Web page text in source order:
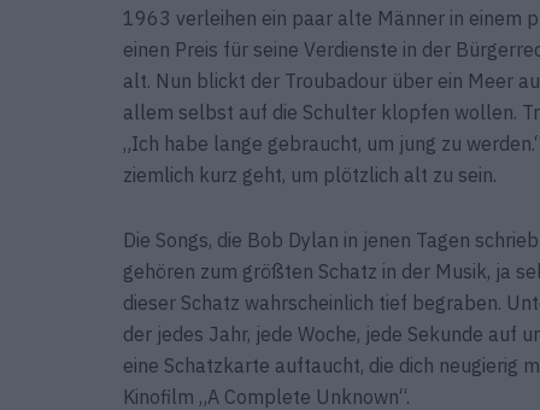
1963 verleihen ein paar alte Männer in einem
einen Preis für seine Verdienste in der
alt. Nun blickt der Troubadour über ein Meer
allem selbst auf die Schulter klopfen wollen.
„Ich habe lange gebraucht, um jung zu
ziemlich kurz geht, um plötzlich alt zu sein.
Die Songs, die Bob Dylan in jenen Tagen
gehören zum größten Schatz in der Musik, ja
dieser Schatz wahrscheinlich tief begraben.
der jedes Jahr, jede Woche, jede Sekunde auf
eine Schatzkarte auftaucht, die dich neugierig
Kinofilm „A Complete Unknown“.